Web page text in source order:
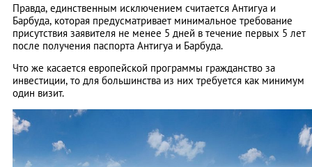
Правда, единственным исключением считается Антигуа и
Барбуда, которая предусматривает минимальное требование
присутствия заявителя не менее 5 дней в течение первых 5 лет
после получения паспорта Антигуа и Барбуда.
Что же касается европейской программы гражданство за
инвестиции, то для большинства из них требуется как минимум
один визит.